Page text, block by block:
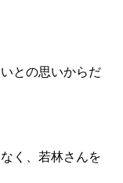
との思いからだ
く、若林さんを